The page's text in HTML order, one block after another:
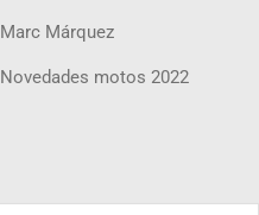
Marc Márquez
Novedades motos 2022